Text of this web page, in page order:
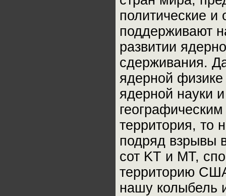
политические и
поддерживают
развитии
сдерживания.
ядерной
ядерной науки
территория, то
подряд взрывы
сот KT и МT,
территорию
нашу колыбель